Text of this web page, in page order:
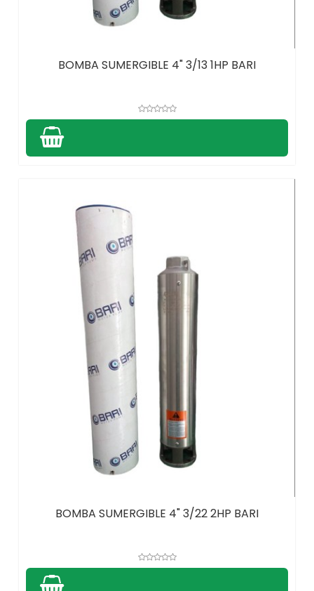
BOMBA SUMERGIBLE 4" 3/13 1HP BARI
BOMBA SUMERGIBLE 4" 3/22 2HP BARI